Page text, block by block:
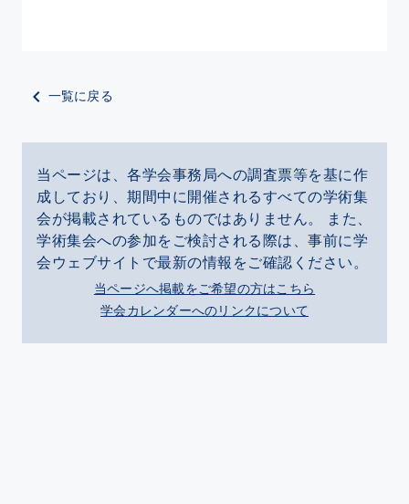
一覧に戻る
当ページは、各学会事務局への調査票等を基に作
成しており、期間中に開催されるすべての学術集
会が掲載されているものではありません。 また、
学術集会への参加をご検討される際は、事前に学
会ウェブサイトで最新の情報をご確認ください。
当ページへ掲載をご希望の方はこちら
学会カレンダーへのリンクについて